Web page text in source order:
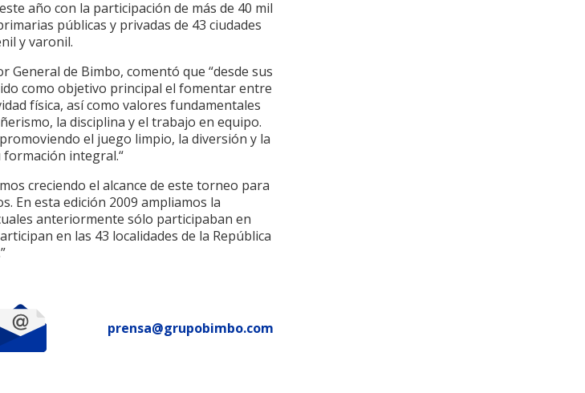
año con la participación de más de 40 mil
públicas y privadas de 43 ciudades
y varonil.
General de Bimbo, comentó que “desde sus
como objetivo principal el fomentar entre
física, así como valores fundamentales
la disciplina y el trabajo en equipo.
el juego limpio, la diversión y la
integral.“
creciendo el alcance de este torneo para
En esta edición 2009 ampliamos la
anteriormente sólo participaban en
en las 43 localidades de la República
prensa@grupobimbo.com